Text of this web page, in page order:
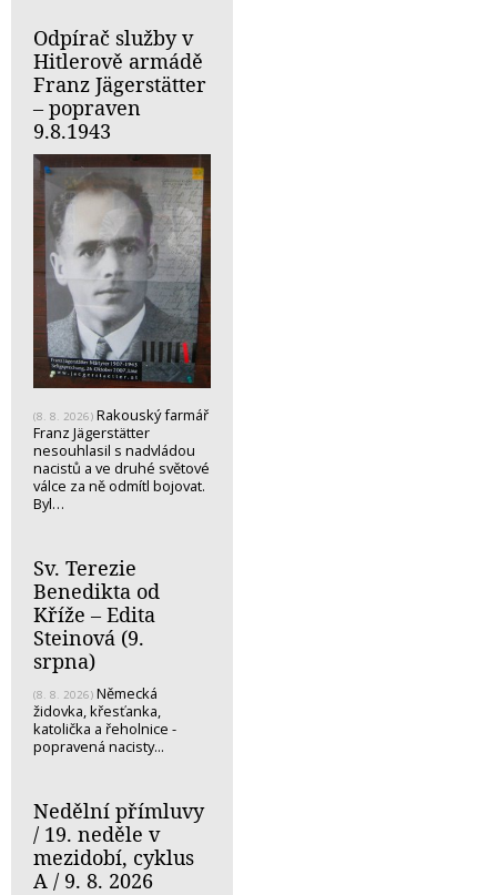
Odpírač služby v
Hitlerově armádě
Franz Jägerstätter
– popraven
9.8.1943
(8. 8. 2026) Rakouský farmář
Franz Jägerstätter
nesouhlasil s nadvládou
nacistů a ve druhé světové
válce za ně odmítl bojovat.
Byl…
Sv. Terezie
Benedikta od
Kříže – Edita
Steinová (9.
srpna)
(8. 8. 2026) Německá
židovka, křesťanka,
katolička a řeholnice -
popravená nacisty...
Nedělní přímluvy
/ 19. neděle v
mezidobí, cyklus
A / 9. 8. 2026